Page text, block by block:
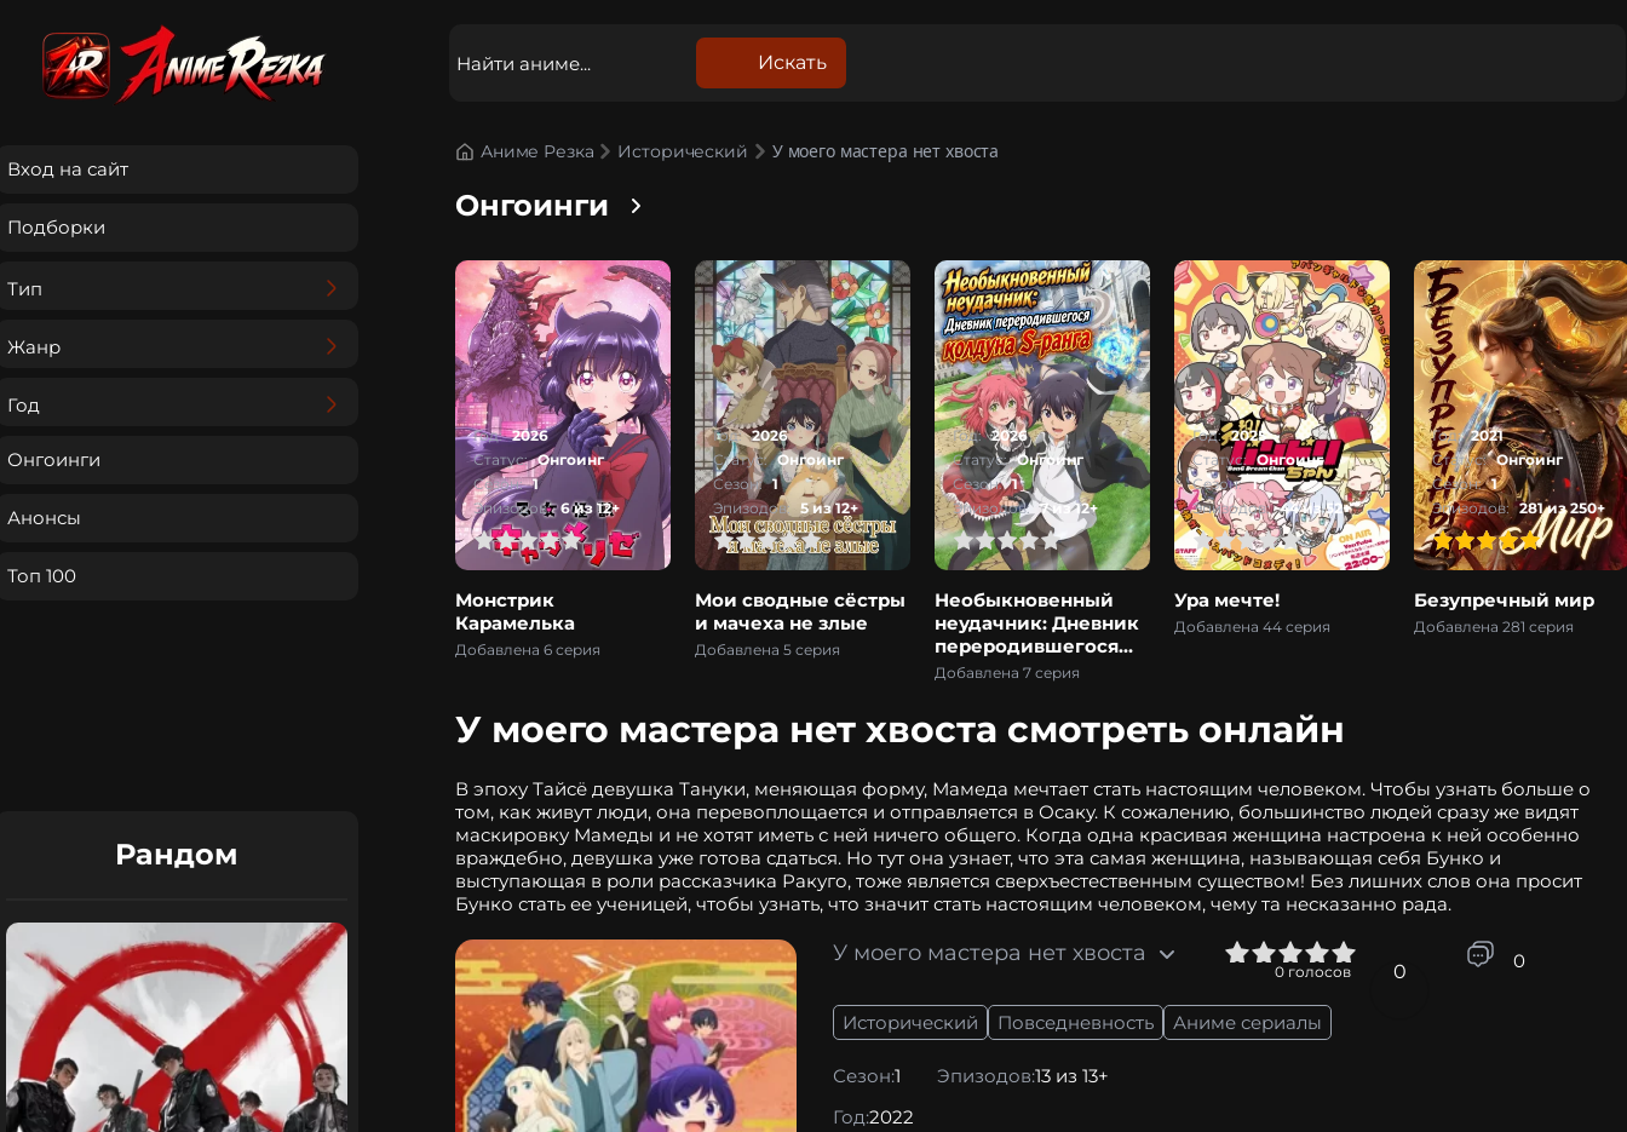
Искать
Вход на сайт
Подборки
Тип
Жанр
Год
Онгоинги
Анонсы
Топ 100
Рандом
Аниме Резка Исторический У моего мастера нет хвоста
Онгоинги
Год: 2026
Статус: Онгоинг
Сезон: 1
Эпизодов: 6 из 12+
Монстрик
Карамелька
Добавлена 6 серия
Год: 2026
Статус: Онгоинг
Сезон: 1
Эпизодов: 5 из 12+
0 1 2 3 4
Мои сводные сёстры
и мачеха не злые
Добавлена 5 серия
Год: 2026
Статус: Онгоинг
Сезон: 1
Эпизодов: 7 из 12+
0 1 2 3
Необыкновенный
неудачник: Дневник
переродившегося
колдуна S-ранга
Добавлена 7 серия
Год: 2025
Статус: Онгоинг
Сезон: 1
Эпизодов: 44 из 52+
0 1 2 3 4
Ура мечте!
Добавлена 44 серия
Год: 2021
Статус: Онгоинг
Сезон: 1
Эпизодов: 281 из 250+
100 1 2 3 4
Безупречный мир
Добавлена 281 серия
100 1 2 3 4
У моего мастера нет хвоста смотреть онлайн
В эпоху Тайсё девушка Тануки, меняющая форму, Мамеда мечтает стать настоящим человеком. Чтобы узнать больше о
том, как живут люди, она перевоплощается и отправляется в Осаку. К сожалению, большинство людей сразу же видят
маскировку Мамеды и не хотят иметь с ней ничего общего. Когда одна красивая женщина настроена к ней особенно
враждебно, девушка уже готова сдаться. Но тут она узнает, что эта самая женщина, называющая себя Бунко и
выступающая в роли рассказчика Ракуго, тоже является сверхъестественным существом! Без лишних слов она просит
Бунко стать ее ученицей, чтобы узнать, что значит стать настоящим человеком, чему та несказанно рада.
У моего мастера нет хвоста
0 1 2 3
0 голосов 0 0
Исторический Повседневность Аниме сериалы
Сезон:1 Эпизодов:13 из 13+
Год:2022